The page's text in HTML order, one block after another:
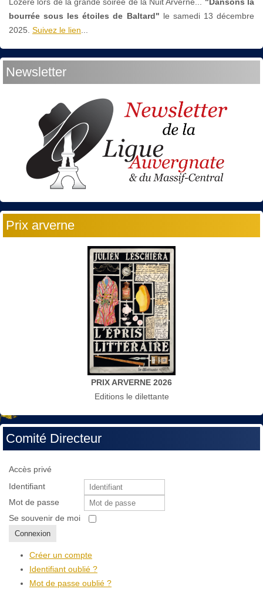
bourrée sous les étoiles de Baltard" le samedi 13 décembre
2025. Suivez le lien
Newsletter
Prix arverne
PRIX ARVERNE 2026
Editions le dilettante
Comité Directeur
Accès privé
Identifiant
Mot de passe
Se souvenir de moi
Connexion
Créer un compte
Identifiant oublié ?
Mot de passe oublié ?